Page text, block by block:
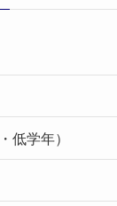
低学年）